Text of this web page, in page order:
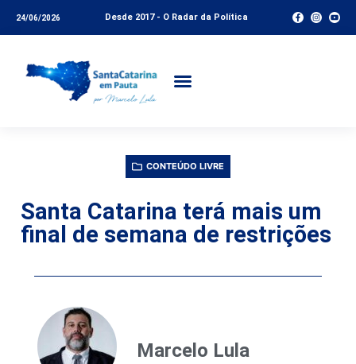
24/06/2026 Desde 2017 - O Radar da Política
CONTEÚDO LIVRE
Santa Catarina terá mais um
final de semana de restrições
Marcelo Lula